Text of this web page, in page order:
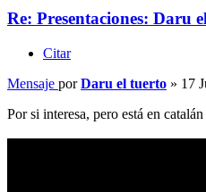
Re: Presentaciones: Daru
Citar
Mensaje porDaru el tuerto » 17
Por si interesa, pero está en